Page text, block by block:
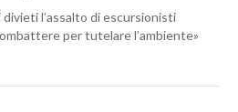
l’assalto di escursionisti
per tutelare l’ambiente»